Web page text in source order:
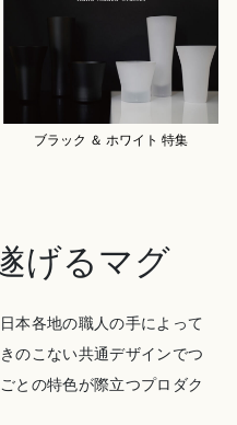
ブラック ＆ ホワイト 特集
げるマグ
本各地の職人の手によって
のこない共通デザインでつ
との特色が際立つプロダク